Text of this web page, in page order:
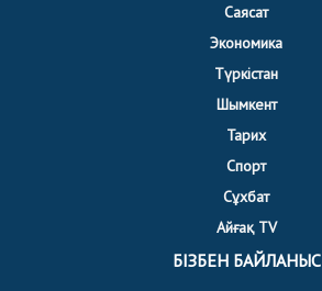
Саясат
Экономика
Түркістан
Шымкент
Тарих
Спорт
Сұхбат
Айғақ TV
БІЗБЕН БАЙЛАНЫС